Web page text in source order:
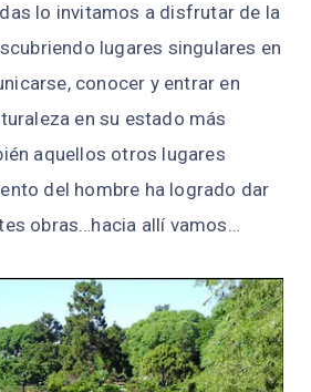
lo invitamos a disfrutar de la
lugares singulares en
conocer y entrar en
en su estado más
aquellos otros lugares
del hombre ha logrado dar
obras…hacia allí vamos…